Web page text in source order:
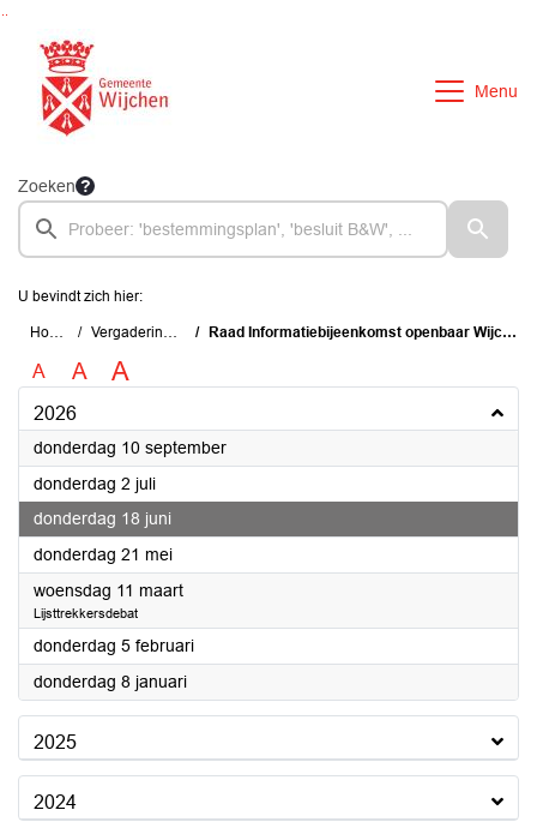
Ga naar de inhoud van deze pagina
Ga naar het zoeken
Ga naar het menu
Menu
Zoeken
U bevindt zich hier:
Home Vergaderingen Raad Informatiebijeenkomst openbaar Wijchen
A A A
2026
donderdag 10 september2026
donderdag 2 juli2026
donderdag 18 juni
donderdag 21 mei2026
woensdag 11 maart2026
Lijsttrekkersdebat
donderdag 5 februari2026
donderdag 8 januari2026
2025
2024